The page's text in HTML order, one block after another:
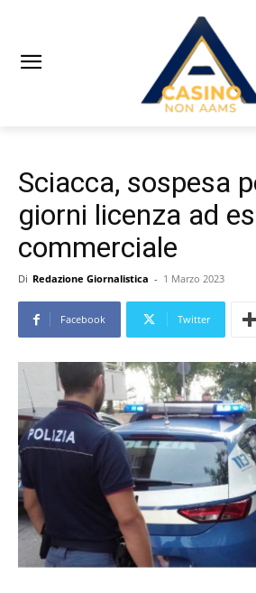
Sciacca, sospesa
giorni licenza ad
commerciale
Di Redazione Giornalistica - 1 Marzo 2023
Facebook Twitter